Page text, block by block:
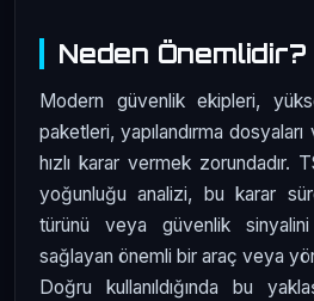
Neden Önemlidir?
Modern güvenlik ekipleri,
paketleri, yapılandırma
hızlı karar vermek zorundadır.
yoğunluğu analizi, bu karar
türünü veya güvenlik sinyalini
sağlayan önemli bir araç veya
Doğru kullanıldığında bu